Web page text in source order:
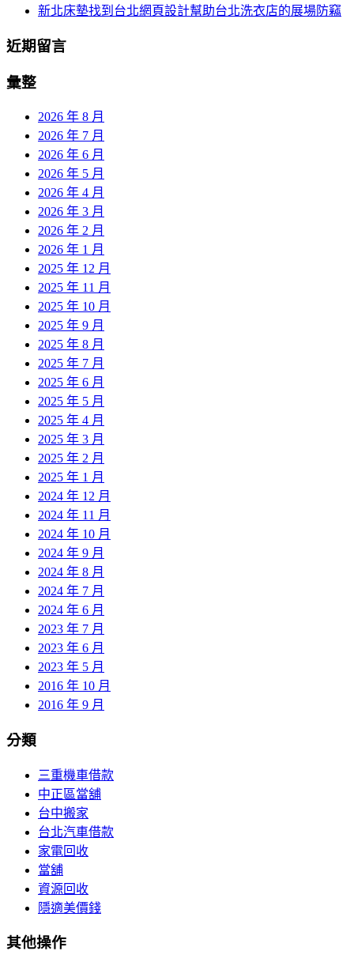
新北床墊找到台北網頁設計幫助台北洗衣店的展場防竊
近期留言
彙整
2026 年 8 月
2026 年 7 月
2026 年 6 月
2026 年 5 月
2026 年 4 月
2026 年 3 月
2026 年 2 月
2026 年 1 月
2025 年 12 月
2025 年 11 月
2025 年 10 月
2025 年 9 月
2025 年 8 月
2025 年 7 月
2025 年 6 月
2025 年 5 月
2025 年 4 月
2025 年 3 月
2025 年 2 月
2025 年 1 月
2024 年 12 月
2024 年 11 月
2024 年 10 月
2024 年 9 月
2024 年 8 月
2024 年 7 月
2024 年 6 月
2023 年 7 月
2023 年 6 月
2023 年 5 月
2016 年 10 月
2016 年 9 月
分類
三重機車借款
中正區當舖
台中搬家
台北汽車借款
家電回收
當舖
資源回收
隱適美價錢
其他操作